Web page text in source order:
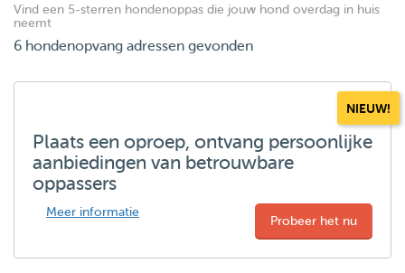
Vind een 5-sterren hondenoppas die jouw hond overdag in huis
neemt
6 hondenopvang adressen gevonden
NIEUW!
Plaats een oproep, ontvang persoonlijke
aanbiedingen van betrouwbare
oppassers
Meer informatie
Probeer het nu